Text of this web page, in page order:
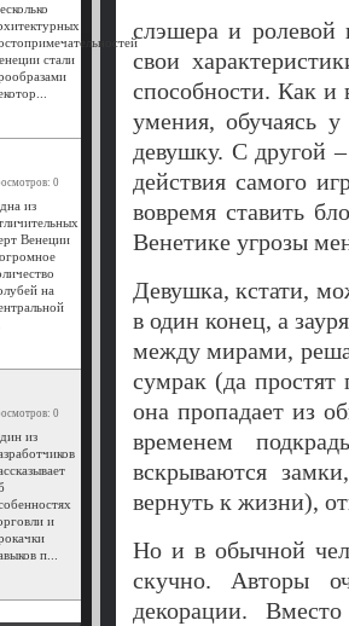
стали
0
из
Венеции
на
0
из
и
п...
слэшера и
свои
способности. Как и
умения, обучаясь
девушку. С другой
действия самого
вовремя ставить
Венетике угрозы
Девушка, кстати,
в один конец, а
между мирами,
сумрак (да
она пропадает из
временем
вскрываются
вернуть к жизни),
Но и в обычной
скучно. Авторы
декорации.